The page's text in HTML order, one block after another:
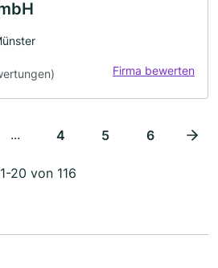
Firma bewerten
... 4 5 6
1-20 von 116